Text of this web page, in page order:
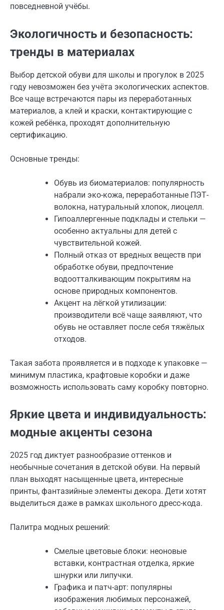
повседневной учёбы.
Экологичность и безопасность:
тренды в материалах
Выбор детской обуви для школы и прогулок в 2025
году невозможен без учёта экологических аспектов.
Все чаще встречаются пары из переработанных
материалов, а клей и краски, контактирующие с
кожей ребёнка, проходят дополнительную
сертификацию.
Основные тренды:
Обувь из биоматериалов: популярность
набрали эко-кожа, переработанные ПЭТ-
волокна, натуральный хлопок, лиоцелл.
Гипоаллергенные подклады и стельки —
особенно актуальны для детей с
чувствительной кожей.
Полный отказ от вредных веществ при
обработке обуви, предпочтение
водоотталкивающим покрытиям на
основе природных компонентов.
Акцент на лёгкой утилизации:
производители всё чаще заявляют, что
обувь не оставляет после себя тяжёлых
отходов.
Такая забота проявляется и в подходе к упаковке —
минимум пластика, крафтовые коробки и даже
возможность использовать саму коробку повторно.
Яркие цвета и индивидуальность:
модные акценты сезона
2025 год диктует разнообразие оттенков и
необычные сочетания в детской обуви. На первый
план выходят насыщенные цвета, интересные
принты, фантазийные элементы декора. Дети хотят
выделиться даже в рамках школьного дресс-кода.
Палитра модных решений:
Смелые цветовые блоки: неоновые
вставки, контрастная отделка, яркие
шнурки или липучки.
Графика и патч-арт: популярны
изображения любимых персонажей,